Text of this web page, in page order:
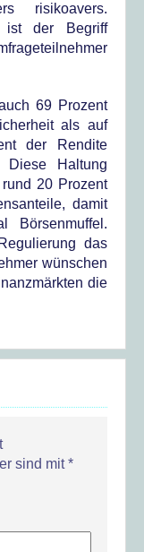
risikoavers.
ist der Begriff
69 Prozent
als auf
der Rendite
Diese Haltung
20 Prozent
damit
Börsenmuffel.
das
wünschen
die
sind mit*